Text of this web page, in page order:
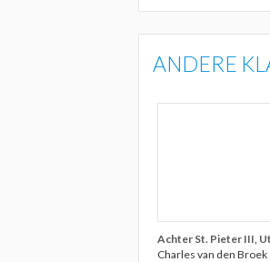
ANDERE
Achter St. Pieter III,
Charles van den Broek